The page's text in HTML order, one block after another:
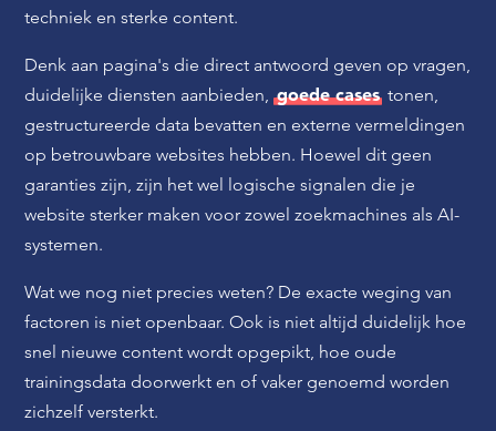
techniek en sterke content.
Denk aan pagina's die direct antwoord geven op vragen,
duidelijke diensten aanbieden,goede cases tonen,
gestructureerde data bevatten en externe vermeldingen
op betrouwbare websites hebben. Hoewel dit geen
garanties zijn, zijn het wel logische signalen die je
website sterker maken voor zowel zoekmachines als AI-
systemen.
Wat we nog niet precies weten? De exacte weging van
factoren is niet openbaar. Ook is niet altijd duidelijk hoe
snel nieuwe content wordt opgepikt, hoe oude
trainingsdata doorwerkt en of vaker genoemd worden
zichzelf versterkt.